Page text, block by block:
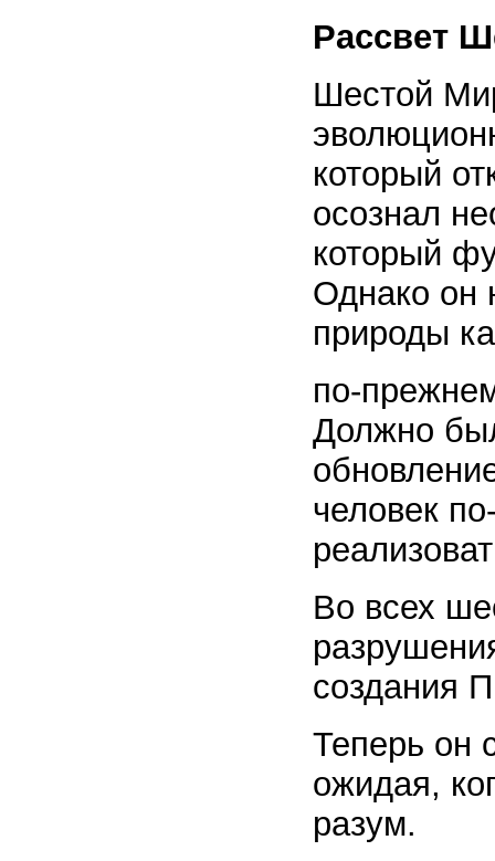
Рассвет
Шестой
который
осознал
который
Однако он
природы
по-
Должно
человек
Во всех
создания
Теперь он
ожидая,
разум.